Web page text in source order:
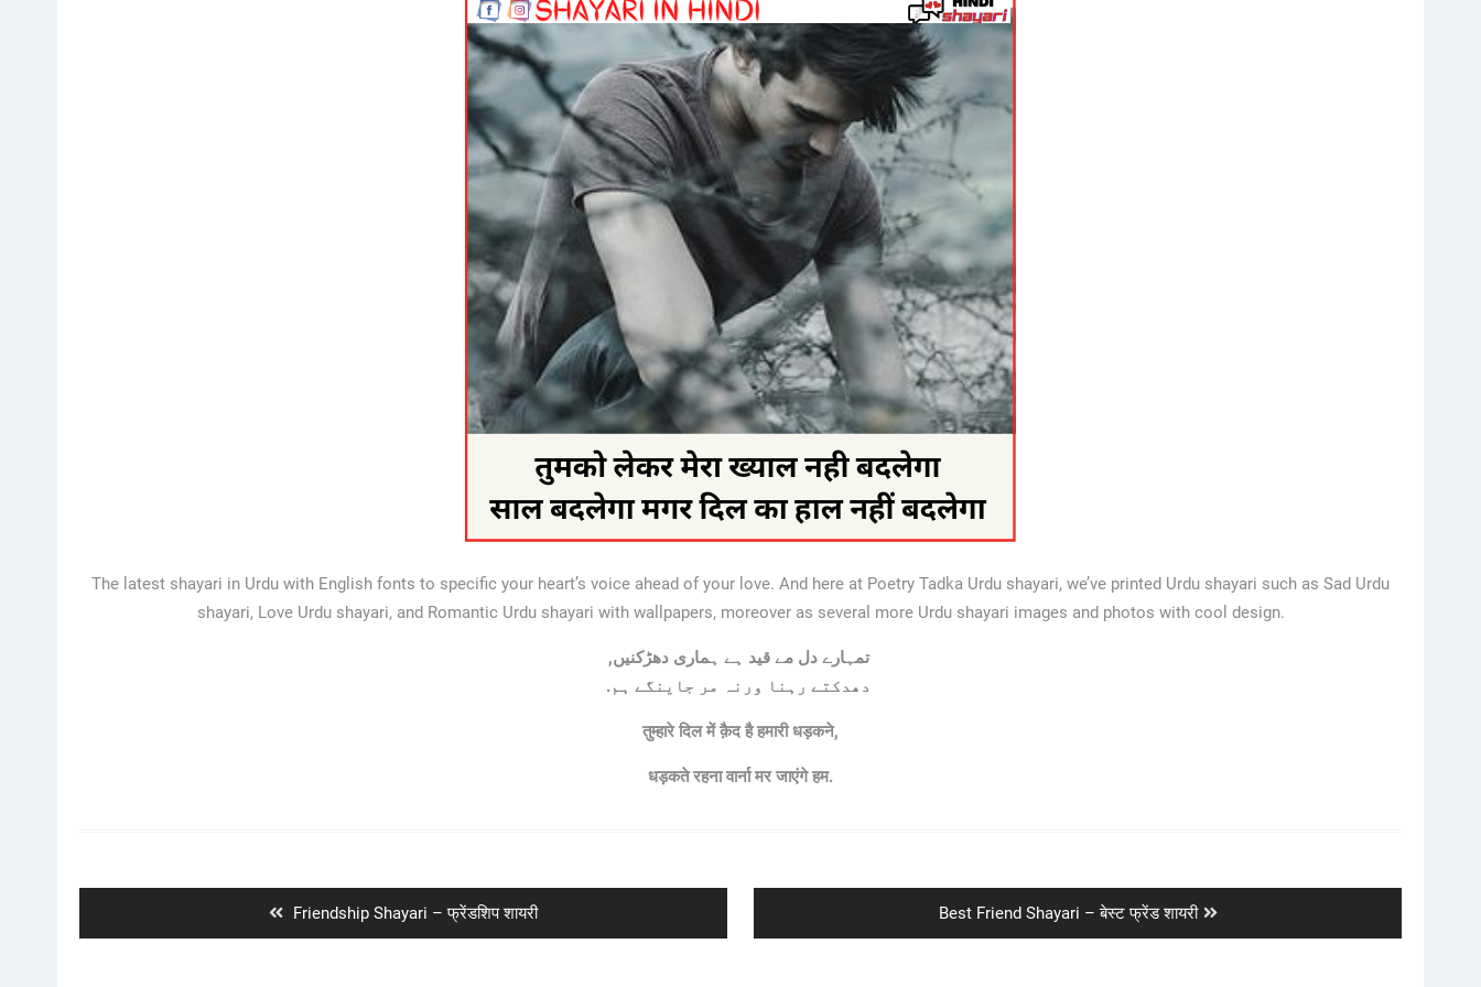
The latest shayari in Urdu with English fonts to specific your heart’s voice ahead of your love. And here at Poetry Tadka Urdu shayari, we’ve printed Urdu shayari such as Sad Urdu
shayari, Love Urdu shayari, and Romantic Urdu shayari with wallpapers, moreover as several more Urdu shayari images and photos with cool design.
,تمہارے دل مے قید ہے ہماری دھڑکنیں
तुम्हारे दिल में क़ैद है हमारी धड़कने,
धड़कते रहना वार्ना मर जाएंगे हम.
Previous
post:
Friendship Shayari – फ्रेंडशिप शायरी
Next
post:
Best Friend Shayari – बेस्ट फ्रेंड शायरी